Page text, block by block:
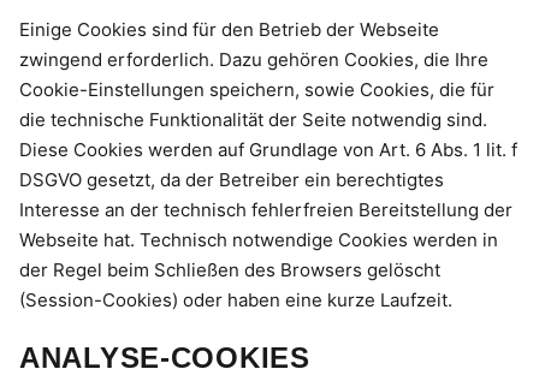
Einige Cookies sind für den Betrieb der Webseite
zwingend erforderlich. Dazu gehören Cookies, die Ihre
Cookie-Einstellungen speichern, sowie Cookies, die für
die technische Funktionalität der Seite notwendig sind.
Diese Cookies werden auf Grundlage von Art. 6 Abs. 1 lit. f
DSGVO gesetzt, da der Betreiber ein berechtigtes
Interesse an der technisch fehlerfreien Bereitstellung der
Webseite hat. Technisch notwendige Cookies werden in
der Regel beim Schließen des Browsers gelöscht
(Session-Cookies) oder haben eine kurze Laufzeit.
ANALYSE-COOKIES